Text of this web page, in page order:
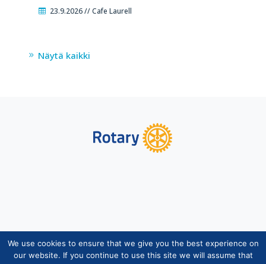
23.9.2026 // Cafe Laurell
Näytä kaikki
Copyright © Suomen Rotarypalvelu ry 2026 |
Jäsentietojärjestelmän tietosuojaseloste|Henkilötietojen
We use cookies to ensure that we give you the best experience on
our website. If you continue to use this site we will assume that